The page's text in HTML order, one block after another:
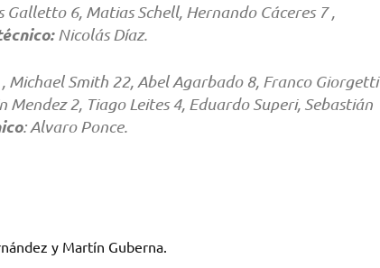
6, Matias Schell, Hernando Cáceres 7 ,
Nicolás Díaz.
Michael Smith 22, Abel Agarbado 8, Franco Giorgetti
2, Tiago Leites 4, Eduardo Superi, Sebastián
: Alvaro Ponce.
y Martín Guberna.